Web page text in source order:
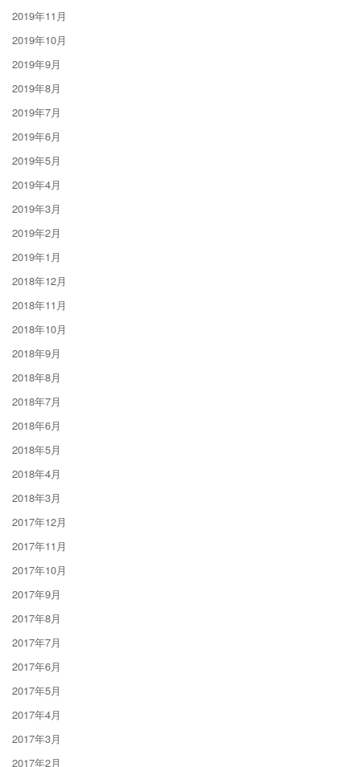
2019年11月
2019年10月
2019年9月
2019年8月
2019年7月
2019年6月
2019年5月
2019年4月
2019年3月
2019年2月
2019年1月
2018年12月
2018年11月
2018年10月
2018年9月
2018年8月
2018年7月
2018年6月
2018年5月
2018年4月
2018年3月
2017年12月
2017年11月
2017年10月
2017年9月
2017年8月
2017年7月
2017年6月
2017年5月
2017年4月
2017年3月
2017年2月